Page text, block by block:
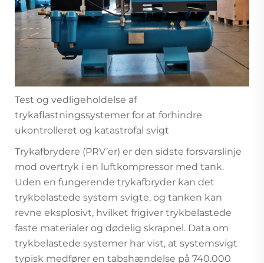
Test og vedligeholdelse af
trykaflastningssystemer for at forhindre
ukontrolleret og katastrofal svigt
Trykafbrydere (PRV’er) er den sidste forsvarslinje
mod overtryk i en luftkompressor med tank.
Uden en fungerende trykafbryder kan det
trykbelastede system svigte, og tanken kan
revne eksplosivt, hvilket frigiver trykbelastede
faste materialer og dødelig skrapnel. Data om
trykbelastede systemer har vist, at systemsvigt
typisk medfører en tabshændelse på 740.000